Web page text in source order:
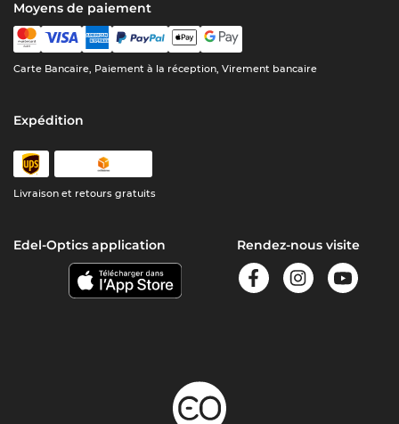
Moyens de paiement
Carte Bancaire, Paiement à la réception, Virement bancaire
Expédition
Livraison et retours gratuits
Edel-Optics application Rendez-nous visite